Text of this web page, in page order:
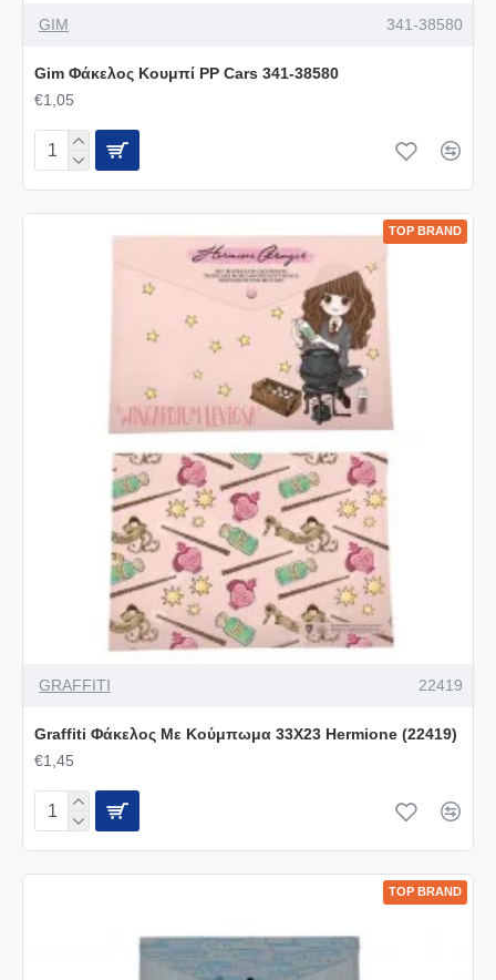
GIM 341-38580
Gim Φάκελος Κουμπί PP Cars 341-38580
€1,05
TOP BRAND
GRAFFITI 22419
Graffiti Φάκελος Με Κούμπωμα 33Χ23 Hermione (22419)
€1,45
TOP BRAND